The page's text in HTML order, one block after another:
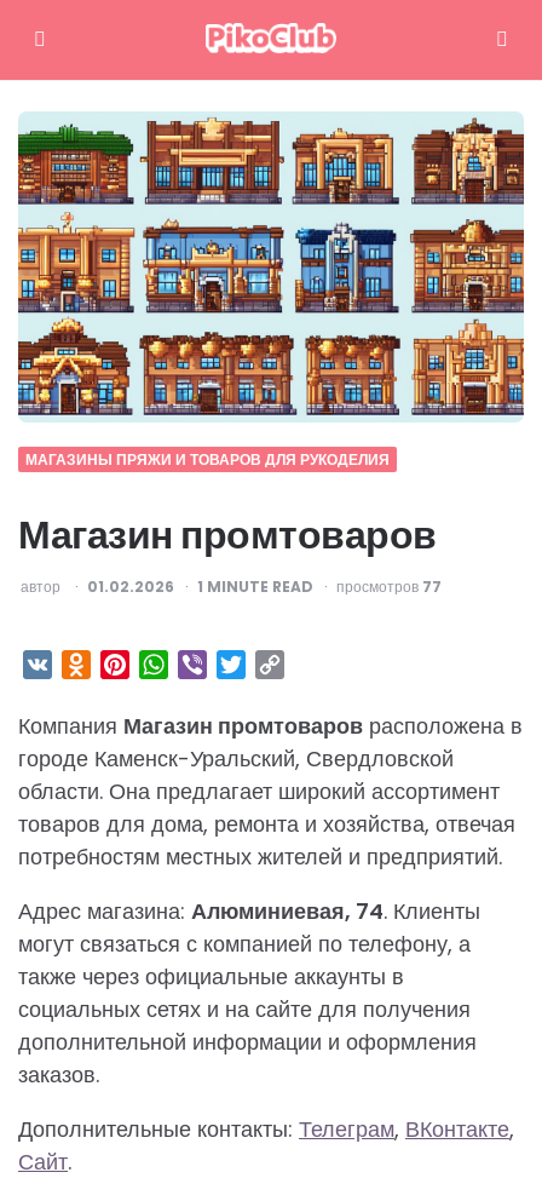
Меню Поиск
МАГАЗИНЫ ПРЯЖИ И ТОВАРОВ ДЛЯ РУКОДЕЛИЯ
Магазин промтоваров
ОПУБЛИКОВАНО
автор 01.02.2026 1 MINUTE READ просмотров 77
VK Odnoklassniki
PinterestWhatsApp
Viber Twitter
Компания Магазин промтоваров расположена в
городе Каменск-Уральский, Свердловской
области. Она предлагает широкий ассортимент
товаров для дома, ремонта и хозяйства, отвечая
потребностям местных жителей и предприятий.
Адрес магазина: Алюминиевая, 74. Клиенты
могут связаться с компанией по телефону, а
также через официальные аккаунты в
социальных сетях и на сайте для получения
дополнительной информации и оформления
заказов.
Дополнительные контакты: Телеграм, ВКонтакте,
Сайт.